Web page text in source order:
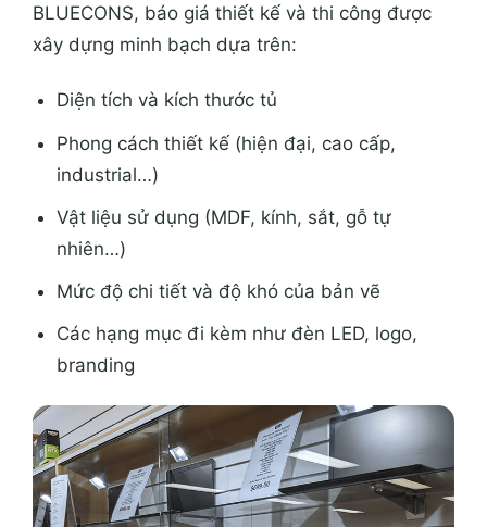
BLUECONS, báo giá thiết kế và thi công được
xây dựng minh bạch dựa trên:
Diện tích và kích thước tủ
Phong cách thiết kế (hiện đại, cao cấp,
industrial…)
Vật liệu sử dụng (MDF, kính, sắt, gỗ tự
nhiên…)
Mức độ chi tiết và độ khó của bản vẽ
Các hạng mục đi kèm như đèn LED, logo,
branding